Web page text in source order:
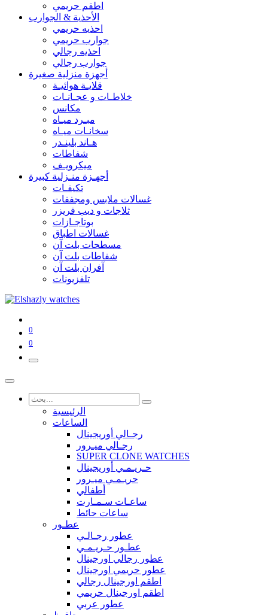
اطقم حريمي
الأحذية & الجوارب
احذيه حريمي
جوارب حريمي
احذيه رجالي
جوارب رجالي
أجهزة منزلية صغيرة
قلايـة هوائيـة
خلاطـات و عجـانـات
مكانس
مبـرد ميـاه
سخانـات ميـاه
هـاند بلينـدر
شفاطات
ميكرويـف
أجهـزة منـزلية كبيرة
تكيفـات
غسالات ملابس ومجففات
ثلاجات و ديب فريزر
بوتاجـازات
غسالات اطباق
مسطحات بلت آن
شفاطات بلت آن
آفران بلت آن
تلفزيونات
0
0
الرئيسية
الساعات
رجـالي أوريجينال
رجـالي ميـرور
SUPER CLONE WATCHES
حـريـمـي أوريجينال
حريـمـي ميـرور
أطفالي
ساعـات سـمـارت
ساعات حائط
عطـور
عطور رجـالـي
عطـور حـريـمـي
عطور رجالي اورجينال
عطور حريمي اورجينال
اطقم اورجينال رجالي
اطقم اورجينال حريمي
عطور عربي